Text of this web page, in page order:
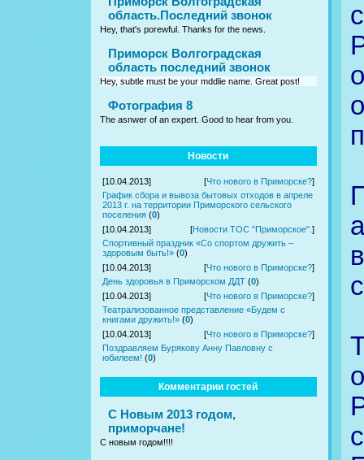
область.Последний звонок
Hey, that's porewful. Thanks for the news.
Приморск Волгоградская
область последний звонок
Hey, subtle must be your mddlie name. Great post!
Фотография 8
The asnwer of an expert. Good to hear from you.
Новости
[10.04.2013] [Что нового в Приморске?]
График сбора и вывоза бытовых отходов в апреле
2013 г. на территории Приморского сельского
поселения (0)
[10.04.2013]
[Новости ТОС "Приморское". ]
Спортивный праздник «Со спортом дружить –
здоровым быть!» (0)
[10.04.2013]
[Что нового в Приморске?]
День здоровья в Приморском ДДТ (0)
[10.04.2013]
[Что нового в Приморске?]
Театрализованное представление «Будем с
книгами дружить!» (0)
[10.04.2013]
[Что нового в Приморске?]
Поздравляем Бурякову Анну Павловну с
юбилеем! (0)
Комментарии гостей
С Новым 2013 годом,
приморчане!
С новым годом!!!!